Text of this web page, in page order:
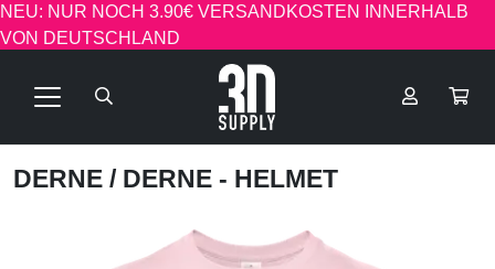
NEU: NUR NOCH 3.90€ VERSANDKOSTEN INNERHALB
VON DEUTSCHLAND
DERNE / DERNE - HELMET